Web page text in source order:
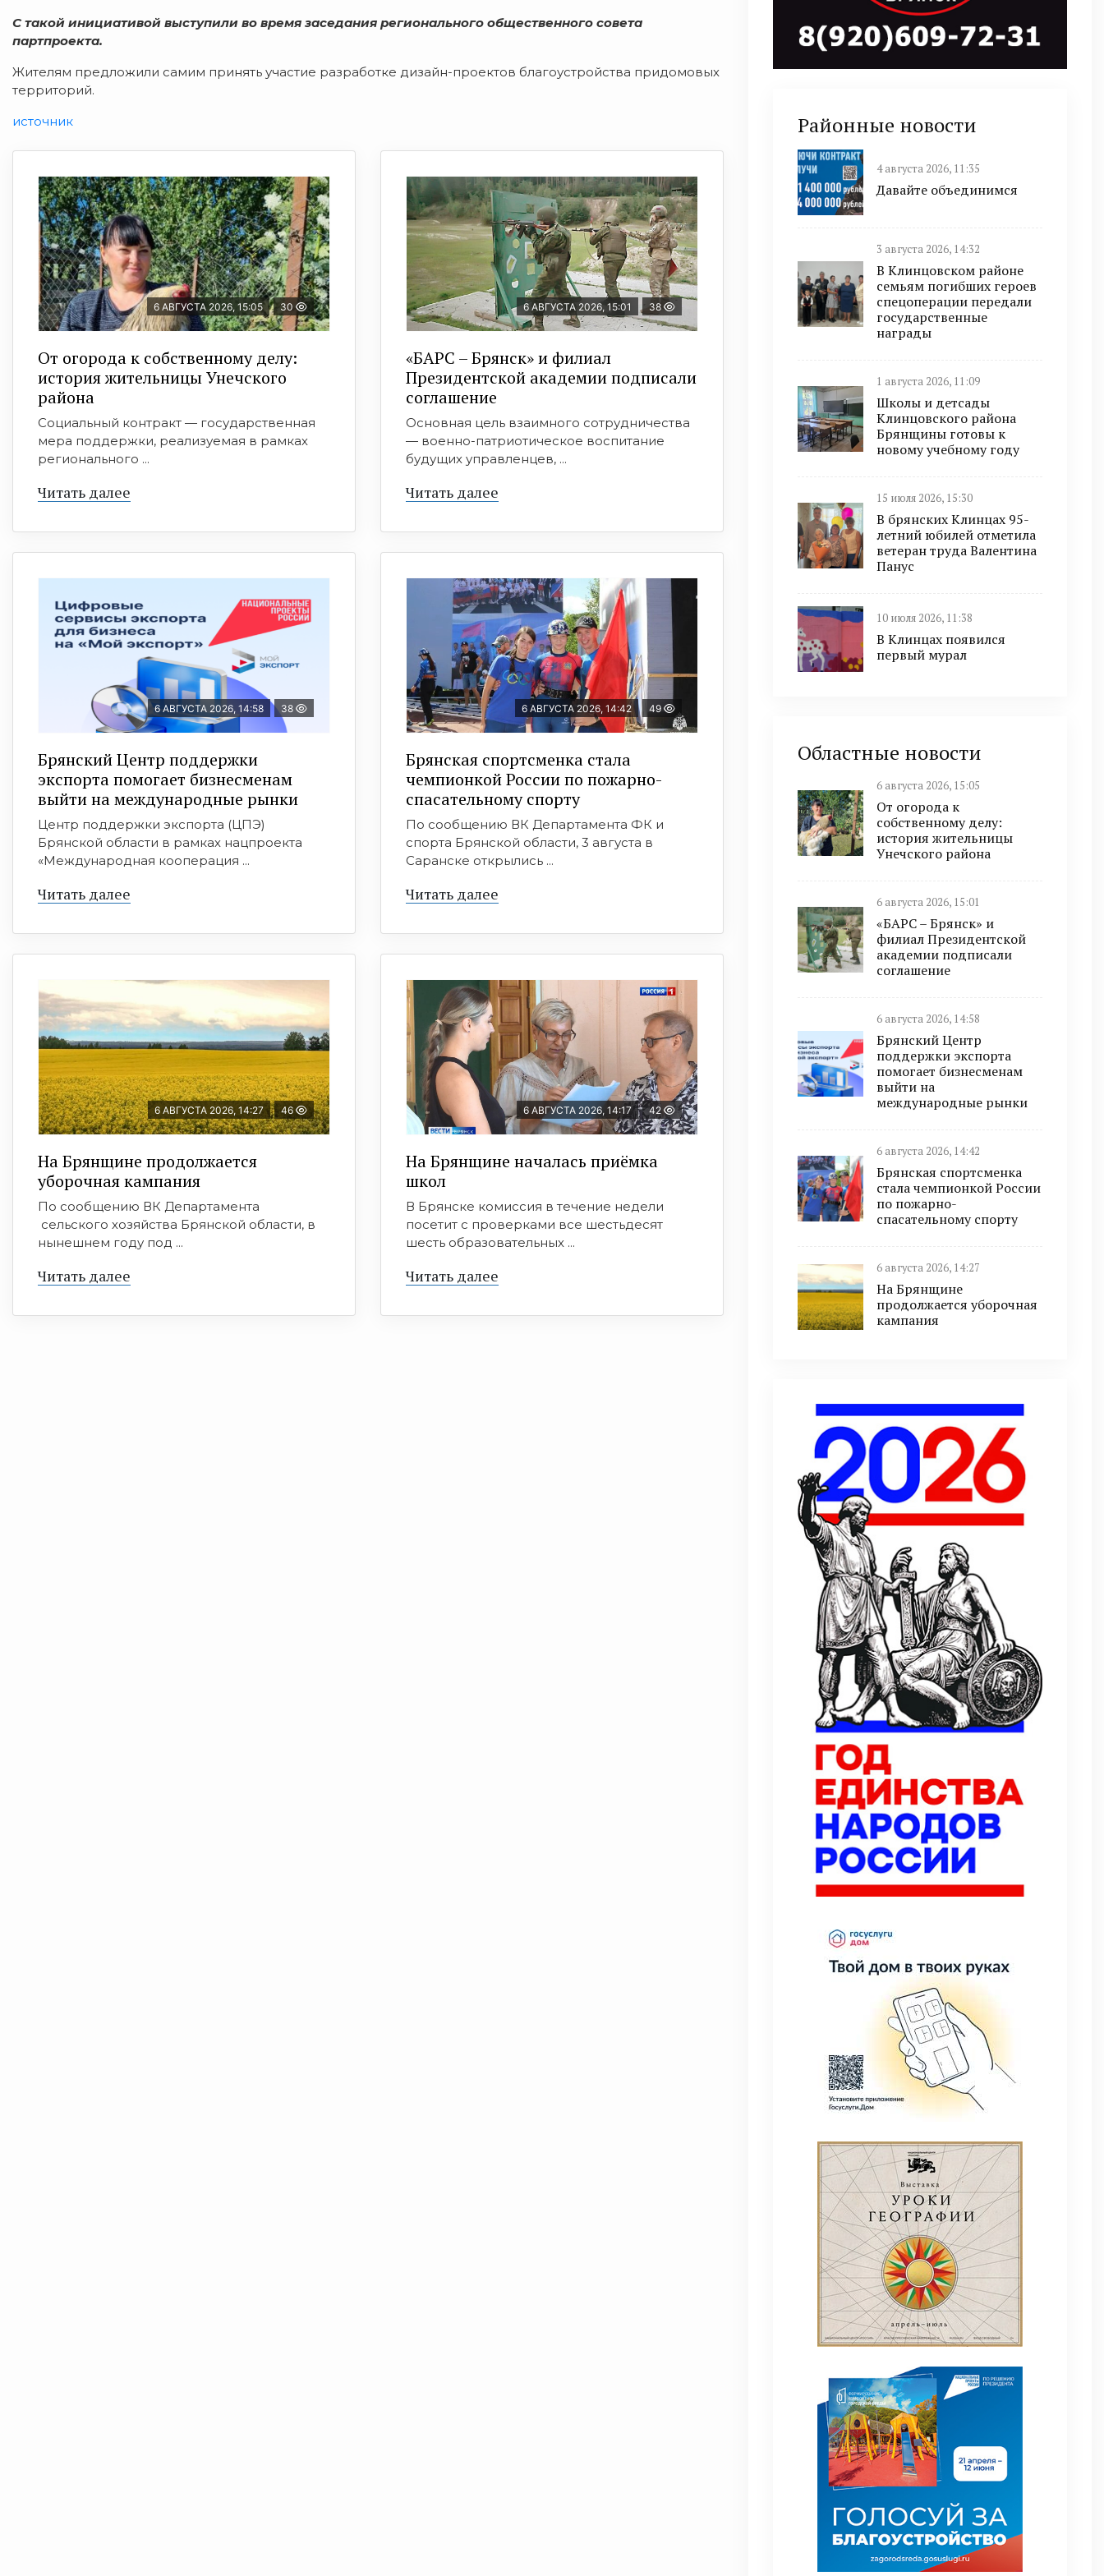
С такой инициативой выступили во время заседания регионального общественного совета
партпроекта.
Жителям предложили самим принять участие разработке дизайн-проектов благоустройства придомовых
территорий.
источник
6 АВГУСТА 2026, 15:05 30
От огорода к собственному делу:
история жительницы Унечского
района
Социальный контракт — государственная
мера поддержки, реализуемая в рамках
регионального ...
Читать далее
6 АВГУСТА 2026, 15:01 38
«БАРС – Брянск» и филиал
Президентской академии подписали
соглашение
Основная цель взаимного сотрудничества
— военно-патриотическое воспитание
будущих управленцев, ...
Читать далее
6 АВГУСТА 2026, 14:58 38
Брянский Центр поддержки
экспорта помогает бизнесменам
выйти на международные рынки
Центр поддержки экспорта (ЦПЭ)
Брянской области в рамках нацпроекта
«Международная кооперация ...
Читать далее
6 АВГУСТА 2026, 14:42 49
Брянская спортсменка стала
чемпионкой России по пожарно-
спасательному спорту
По сообщению ВК Департамента ФК и
спорта Брянской области, 3 августа в
Саранске открылись ...
Читать далее
6 АВГУСТА 2026, 14:27 46
На Брянщине продолжается
уборочная кампания
По сообщению ВК Департамента
сельского хозяйства Брянской области, в
нынешнем году под ...
Читать далее
6 АВГУСТА 2026, 14:17 42
На Брянщине началась приёмка
школ
В Брянске комиссия в течение недели
посетит с проверками все шестьдесят
шесть образовательных ...
Читать далее
Районные новости
4 августа 2026, 11:35
Давайте объединимся
3 августа 2026, 14:32
В Клинцовском районе
семьям погибших героев
спецоперации передали
государственные
награды
1 августа 2026, 11:09
Школы и детсады
Клинцовского района
Брянщины готовы к
новому учебному году
15 июля 2026, 15:30
В брянских Клинцах 95-
летний юбилей отметила
ветеран труда Валентина
Панус
10 июля 2026, 11:38
В Клинцах появился
первый мурал
Областные новости
6 августа 2026, 15:05
От огорода к
собственному делу:
история жительницы
Унечского района
6 августа 2026, 15:01
«БАРС – Брянск» и
филиал Президентской
академии подписали
соглашение
6 августа 2026, 14:58
Брянский Центр
поддержки экспорта
помогает бизнесменам
выйти на
международные рынки
6 августа 2026, 14:42
Брянская спортсменка
стала чемпионкой России
по пожарно-
спасательному спорту
6 августа 2026, 14:27
На Брянщине
продолжается уборочная
кампания